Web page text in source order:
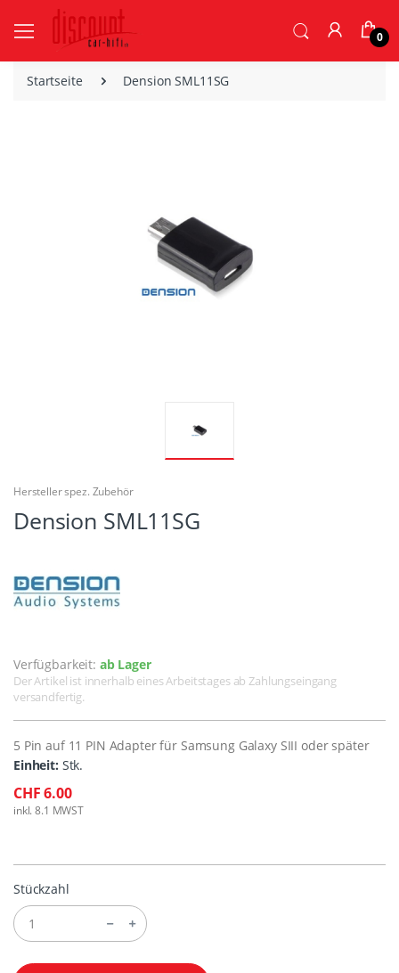
0
Startseite Dension SML11SG
Hersteller spez. Zubehör
Dension SML11SG
Verfügbarkeit: ab Lager
Der Artikel ist innerhalb eines Arbeitstages ab Zahlungseingang
versandfertig.
5 Pin auf 11 PIN Adapter für Samsung Galaxy SIII oder später
Einheit: Stk.
CHF 6.00
inkl. 8.1 MWST
Stückzahl